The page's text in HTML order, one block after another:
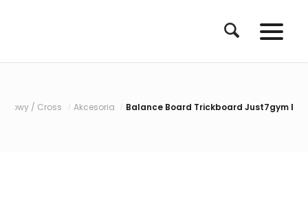
/ Cross / Akcesoria / Balance Board Trickboard Just7gym